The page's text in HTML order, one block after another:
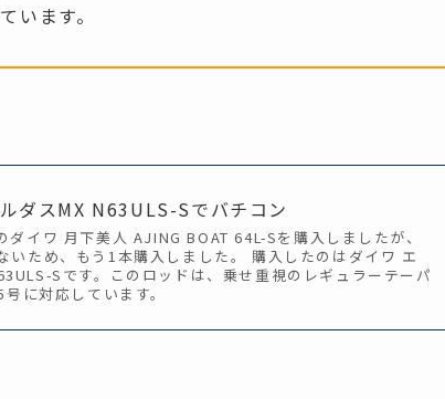
います。
ダスMX N63ULS-Sでバチコン
ダイワ 月下美人 AJING BOAT 64L-Sを購入しましたが、
いため、もう1本購入しました。 購入したのはダイワ エ
Sです。このロッドは、乗せ重視のレギュラーテーパ
に対応しています。